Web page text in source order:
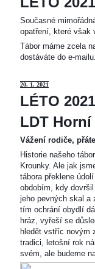
Současné
opatření, které však
Tábor máme zcela
dostáváte do e-
20. 1. 2021
LÉTO
LDT Horní
Vážení rodiče,
Historie našeho
Krounky. Ale jak
tábora překlene
obdobím, kdy
jeho pevných skal a
tím ochrání obydlí
hráz, vyřeší se
hledět vstříc novým
tradici, letošní rok
svém, ale budeme